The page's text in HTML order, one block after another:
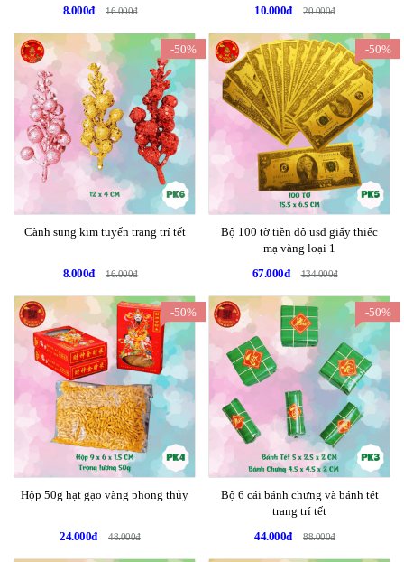
8.000đ 16.000đ
10.000đ
20.000đ
-50%
Cành sung kim tuyến trang trí tết
8.000đ 16.000đ
-50%
Bộ 100 tờ tiền đô usd giấy thiếc
mạ vàng loại 1
67.000đ
134.000đ
-50%
Hộp 50g hạt gạo vàng phong thủy
24.000đ 48.000đ
-50%
Bộ 6 cái bánh chưng và bánh tét
trang trí tết
44.000đ
88.000đ